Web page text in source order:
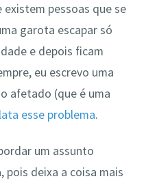
pessoas que se
garota escapar só
e depois ficam
eu escrevo uma
afetado (que é uma
esse problema.
um assunto
pois deixa a coisa mais